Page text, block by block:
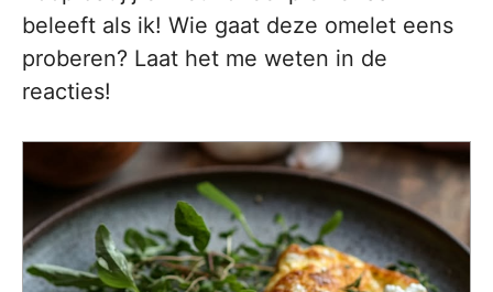
beleeft als ik! Wie gaat deze omelet eens
proberen? Laat het me weten in de
reacties!